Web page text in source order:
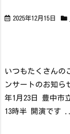
2025年12月15日
いつもたくさんの
ンサートのお知ら
年1月23日 豊中市
13時半 開演です